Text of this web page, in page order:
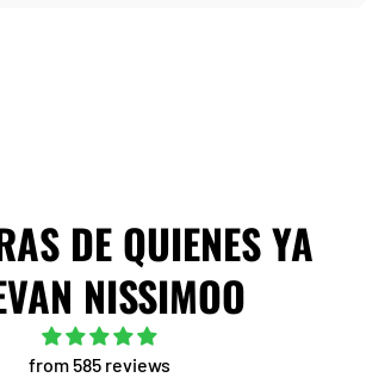
DE QUIENES YA
NISSIMOO
from 585 reviews